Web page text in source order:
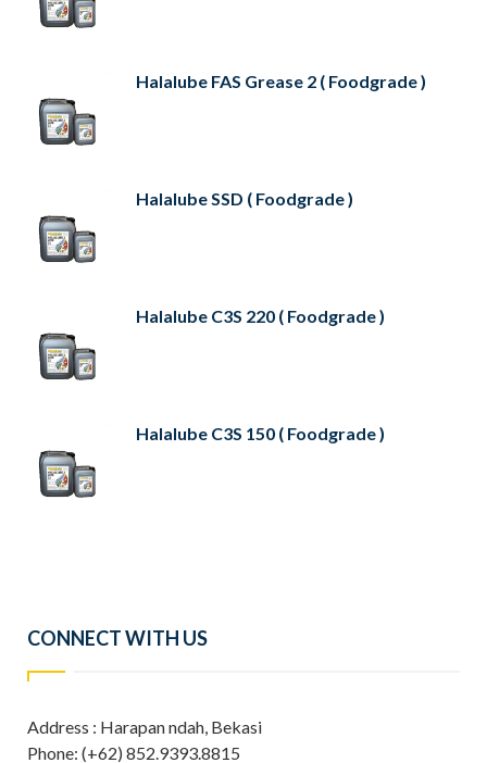
Halalube FAS Grease 2 ( Foodgrade )
Halalube SSD ( Foodgrade )
Halalube C3S 220 ( Foodgrade )
Halalube C3S 150 ( Foodgrade )
CONNECT WITH US
Address : Harapan ndah, Bekasi
Phone: (+62) 852.9393.8815